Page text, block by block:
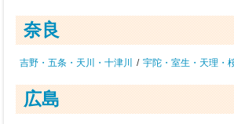
奈良
吉野・五条・天川・十津川 / 宇陀・室生・天理・
広島